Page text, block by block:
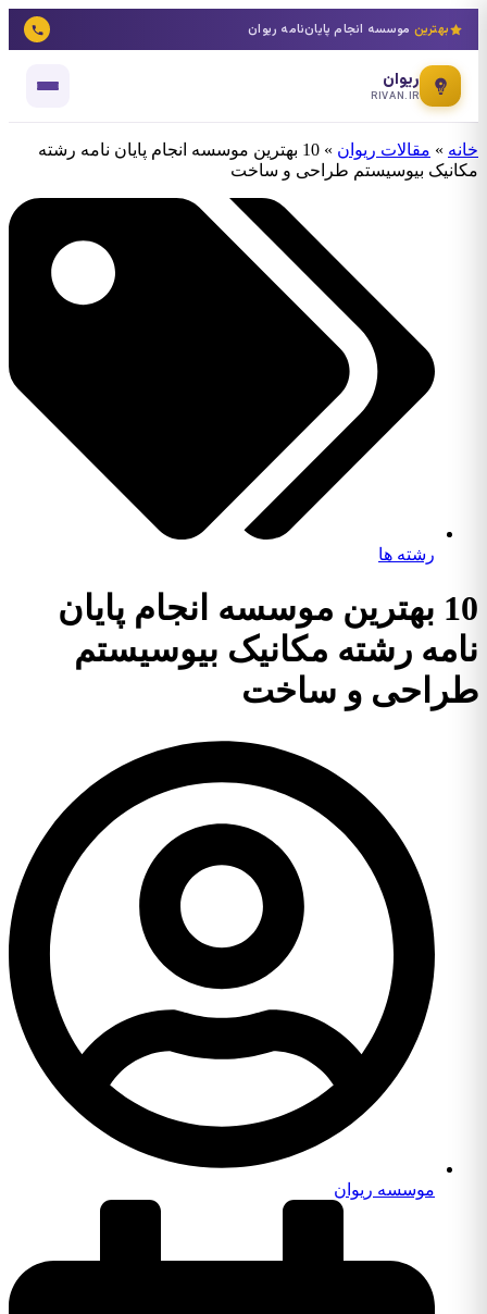
بهترین موسسه انجام پایان‌نامه ریوان
ریوان
RIVAN.IR
خانه » مقالات ریوان »
10 بهترین موسسه انجام پایان نامه رشته
مکانیک بیوسیستم طراحی و ساخت
رشته ها
10 بهترین موسسه انجام پایان
نامه رشته مکانیک بیوسیستم
طراحی و ساخت
موسسه ریوان